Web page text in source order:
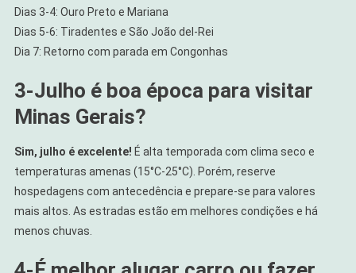
Dias 3-4: Ouro Preto e Mariana
Dias 5-6: Tiradentes e São João del-Rei
Dia 7: Retorno com parada em Congonhas
3-Julho é boa época para visitar
Minas Gerais?
Sim, julho é excelente! É alta temporada com clima seco e
temperaturas amenas (15°C-25°C). Porém, reserve
hospedagens com antecedência e prepare-se para valores
mais altos. As estradas estão em melhores condições e há
menos chuvas.